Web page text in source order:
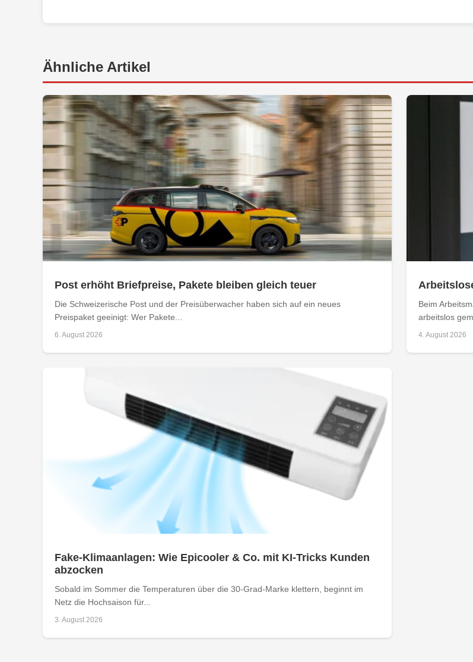
Ähnliche Artikel
Post erhöht Briefpreise, Pakete bleiben gleich teuer
Die Schweizerische Post und der Preisüberwacher haben sich auf ein neues
Preispaket geeinigt: Wer Pakete...
6. August 2026
Beim
arbeitslos
4. August 2026
Fake-Klimaanlagen: Wie Epicooler & Co. mit KI-Tricks Kunden
abzocken
Sobald im Sommer die Temperaturen über die 30-Grad-Marke klettern, beginnt im
Netz die Hochsaison für...
3. August 2026